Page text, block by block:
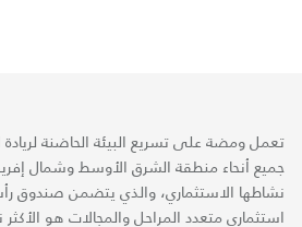
تعمل ومضة على تسريع البيئة الحاضنة
جميع أنحاء منطقة الشرق الأوسط وشمال
نشاطها الاستثماري، والذي يتضمن صندوق
استثماري متعدد المراحل والمجالات هو